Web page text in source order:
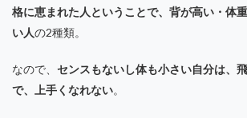
格に恵まれた人ということで、背が高い・体
い人の2種類。
なので、 センスもないし体も小さい自分は、
で、上手くなれない。